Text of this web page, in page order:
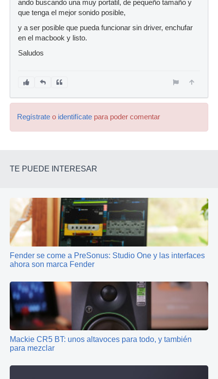
ando buscando una muy portatil, de pequeño tamaño y
que tenga el mejor sonido posible,
y a ser posible que pueda funcionar sin driver, enchufar
en el macbook y listo.
Saludos
Regístrate o identifícate para poder comentar
TE PUEDE INTERESAR
Fender se come a PreSonus: Studio One y las interfaces
ahora son marca Fender
Mackie CR5 BT: unos altavoces para todo, y también
para mezclar